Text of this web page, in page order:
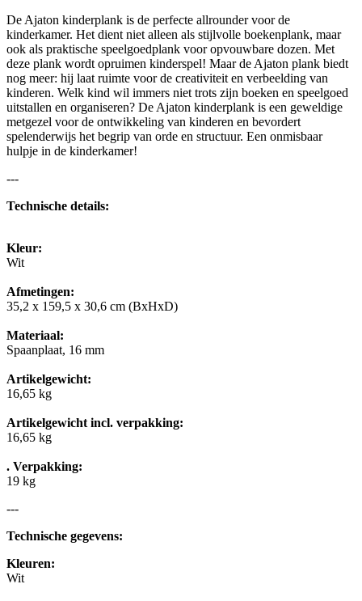
De Ajaton kinderplank is de perfecte allrounder voor de
kinderkamer. Het dient niet alleen als stijlvolle boekenplank, maar
ook als praktische speelgoedplank voor opvouwbare dozen. Met
deze plank wordt opruimen kinderspel! Maar de Ajaton plank biedt
nog meer: hij laat ruimte voor de creativiteit en verbeelding van
kinderen. Welk kind wil immers niet trots zijn boeken en speelgoed
uitstallen en organiseren? De Ajaton kinderplank is een geweldige
metgezel voor de ontwikkeling van kinderen en bevordert
spelenderwijs het begrip van orde en structuur. Een onmisbaar
hulpje in de kinderkamer!
---
Technische details:
Kleur:
Wit
Afmetingen:
35,2 x 159,5 x 30,6 cm (BxHxD)
Materiaal:
Spaanplaat, 16 mm
Artikelgewicht:
16,65 kg
Artikelgewicht incl. verpakking:
16,65 kg
. Verpakking:
19 kg
---
Technische gegevens:
Kleuren:
Wit